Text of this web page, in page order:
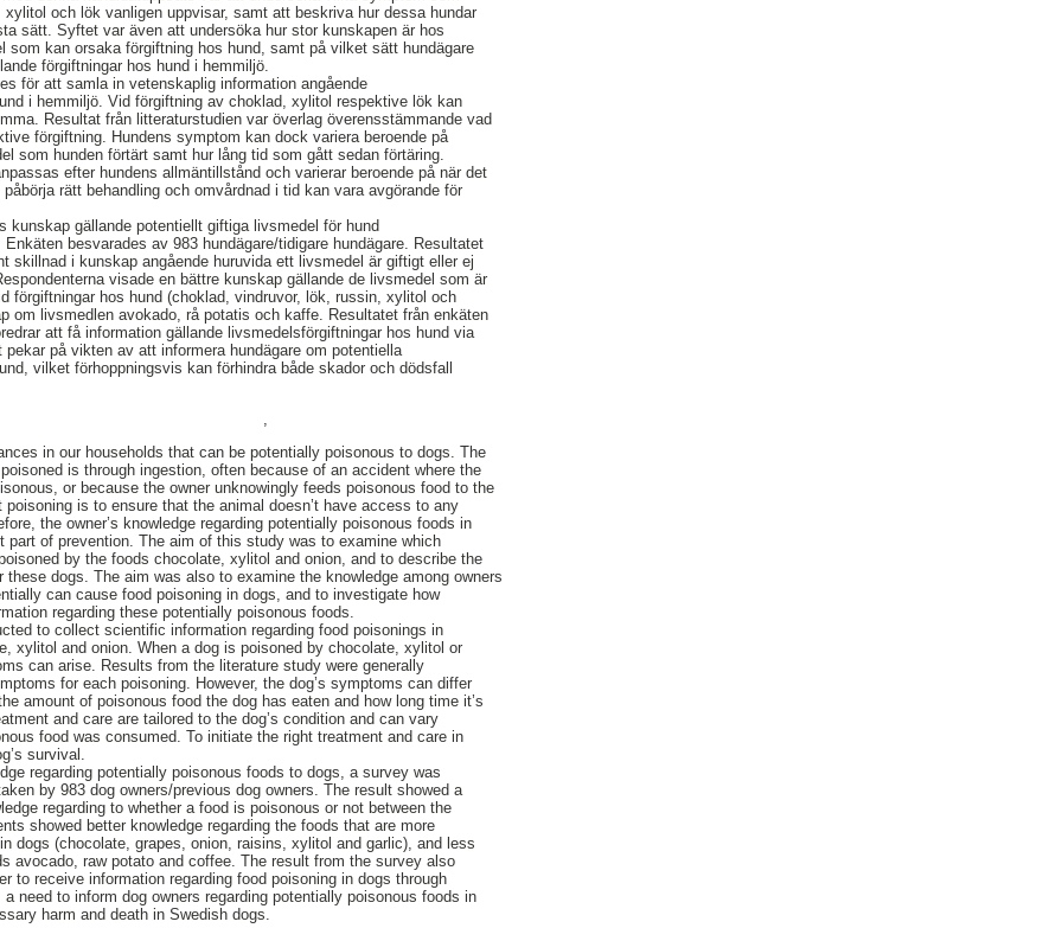
och lök vanligen uppvisar, samt att beskriva hur dessa hundar
sätt. Syftet var även att undersöka hur stor kunskapen är hos
som kan orsaka förgiftning hos hund, samt på vilket sätt hundägare
förgiftningar hos hund i hemmiljö.
för att samla in vetenskaplig information angående
i hemmiljö. Vid förgiftning av choklad, xylitol respektive lök kan
Resultat från litteraturstudien var överlag överensstämmande vad
förgiftning. Hundens symptom kan dock variera beroende på
som hunden förtärt samt hur lång tid som gått sedan förtäring.
efter hundens allmäntillstånd och varierar beroende på när det
rätt behandling och omvårdnad i tid kan vara avgörande för
kunskap gällande potentiellt giftiga livsmedel för hund
besvarades av 983 hundägare/tidigare hundägare. Resultatet
skillnad i kunskap angående huruvida ett livsmedel är giftigt eller ej
visade en bättre kunskap gällande de livsmedel som är
förgiftningar hos hund (choklad, vindruvor, lök, russin, xylitol och
om livsmedlen avokado, rå potatis och kaffe. Resultatet från enkäten
att få information gällande livsmedelsförgiftningar hos hund via
på vikten av att informera hundägare om potentiella
vilket förhoppningsvis kan förhindra både skador och dödsfall
in our households that can be potentially poisonous to dogs. The
is through ingestion, often because of an accident where the
or because the owner unknowingly feeds poisonous food to the
is to ensure that the animal doesn’t have access to any
the owner’s knowledge regarding potentially poisonous foods in
part of prevention. The aim of this study was to examine which
by the foods chocolate, xylitol and onion, and to describe the
dogs. The aim was also to examine the knowledge among owners
can cause food poisoning in dogs, and to investigate how
regarding these potentially poisonous foods.
to collect scientific information regarding food poisonings in
xylitol and onion. When a dog is poisoned by chocolate, xylitol or
can arise. Results from the literature study were generally
for each poisoning. However, the dog’s symptoms can differ
amount of poisonous food the dog has eaten and how long time it’s
and care are tailored to the dog’s condition and can vary
food was consumed. To initiate the right treatment and care in
survival.
regarding potentially poisonous foods to dogs, a survey was
by 983 dog owners/previous dog owners. The result showed a
regarding to whether a food is poisonous or not between the
showed better knowledge regarding the foods that are more
dogs (chocolate, grapes, onion, raisins, xylitol and garlic), and less
avocado, raw potato and coffee. The result from the survey also
to receive information regarding food poisoning in dogs through
need to inform dog owners regarding potentially poisonous foods in
harm and death in Swedish dogs.